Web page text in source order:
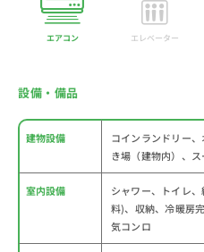
エアコン エレベーター
設備・備品
建物設備
コインランドリー
き場（建物内）、
室内設備
シャワー、トイレ
料)、収納、冷暖房
気コンロ